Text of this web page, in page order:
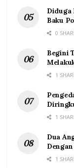
Diduga
Baku
0
Begini
1
1
Dua
1